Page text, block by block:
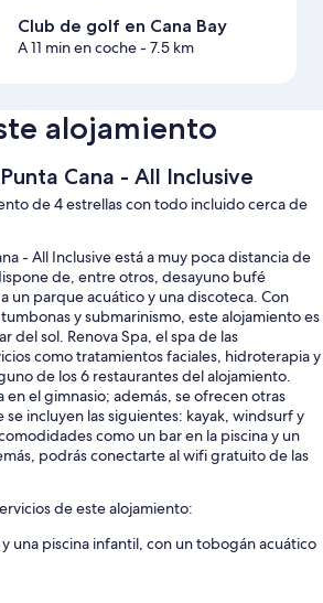
Club de golf en Cana Bay
A 11 min en coche- 7.5 km
alojamiento
Cana - All Inclusive
de 4 estrellas con todo incluido cerca de
- All Inclusive está a muy poca distancia de
de, entre otros, desayuno bufé
un parque acuático y una discoteca. Con
y submarinismo, este alojamiento es
del sol. Renova Spa, el spa de las
como tratamientos faciales, hidroterapia y
de los 6 restaurantes del alojamiento.
en el gimnasio; además, se ofrecen otras
incluyen las siguientes: kayak, windsurf y
como un bar en la piscina y un
podrás conectarte al wifi gratuito de las
de este alojamiento:
una piscina infantil, con un tobogán acuático